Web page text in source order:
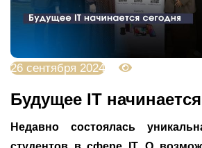
26 сентября 2024
Будущее IT
Недавно состоялась